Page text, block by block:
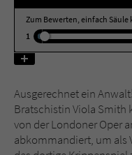
Zum Bewerten, einfach Säule
1
Ausgerechnet ein Anwalt!
Bratschistin Viola Smith
von der Londoner Oper
abkommandiert, um als
Name
Anbieter
Laufzeit 1 Jahr
Zweck Cookie